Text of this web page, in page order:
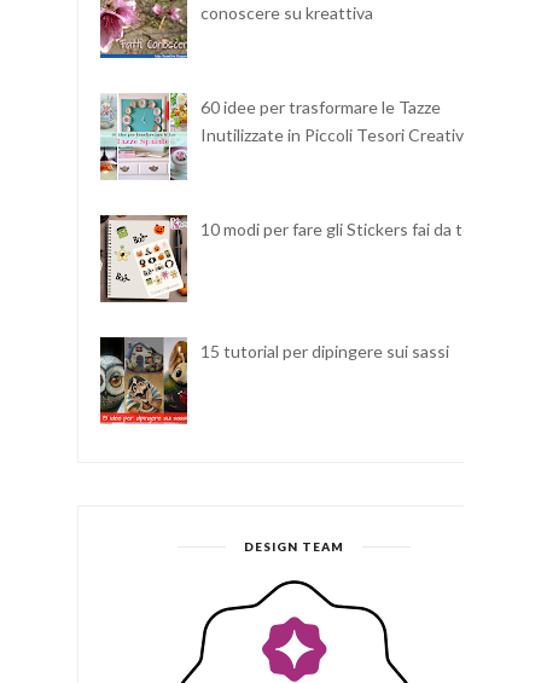
conoscere su kreattiva
60 idee per trasformare le Tazze
Inutilizzate in Piccoli Tesori Creativi
10 modi per fare gli Stickers fai da te
15 tutorial per dipingere sui sassi
DESIGN TEAM